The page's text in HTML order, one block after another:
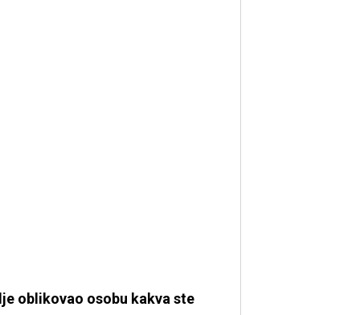
oblikovao osobu kakva ste